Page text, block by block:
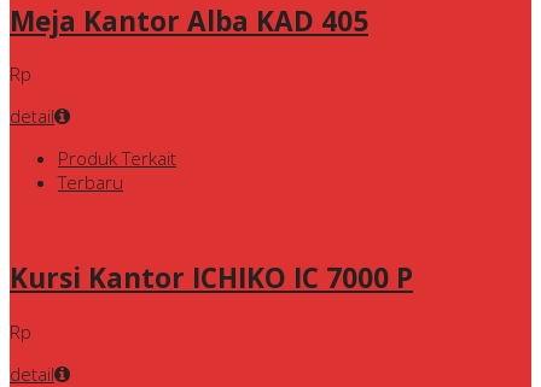
Meja Kantor Alba KAD 405
Rp
detail
Produk Terkait
Terbaru
Kursi Kantor ICHIKO IC 7000 P
Rp
detail